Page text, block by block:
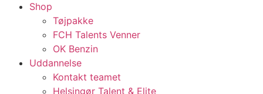
Shop
Tøjpakke
FCH Talents Venner
OK Benzin
Uddannelse
Kontakt teamet
Helsingør Talent & Elite